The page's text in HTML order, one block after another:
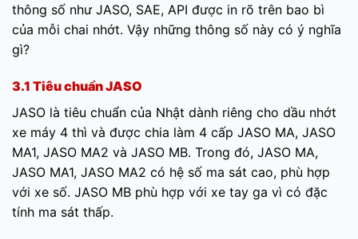
thông số như JASO, SAE, API được in rõ trên bao bì
của mỗi chai nhớt. Vậy những thông số này có ý nghĩa
gì?
3.1 Tiêu chuẩn JASO
JASO là tiêu chuẩn của Nhật dành riêng cho dầu nhớt
xe máy 4 thì và được chia làm 4 cấp JASO MA, JASO
MA1, JASO MA2 và JASO MB. Trong đó, JASO MA,
JASO MA1, JASO MA2 có hệ số ma sát cao, phù hợp
với xe số. JASO MB phù hợp với xe tay ga vì có đặc
tính ma sát thấp.